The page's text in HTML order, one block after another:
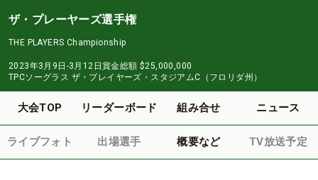
ザ・プレーヤーズ選手権
THE PLAYERS Championship
2023年3月9日-3月12日賞金総額 $25,000,000
TPCソーグラス ザ・プレイヤーズ・スタジアムC（フロリダ州）
大会TOP リーダーボード 組み合せ ニュース
ライブフォト 出場選手 概要など TV放送予定